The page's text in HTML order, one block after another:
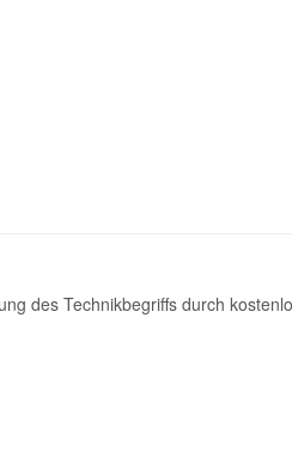
des Technikbegriffs durch